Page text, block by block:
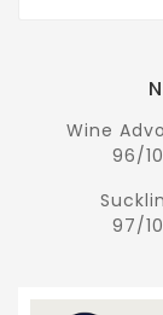
Wine
96/
97/